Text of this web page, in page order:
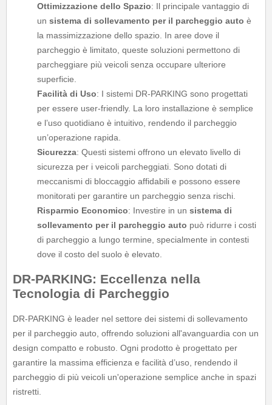
Ottimizzazione dello Spazio: Il principale vantaggio di
unsistema di sollevamento per il parcheggio auto è
la massimizzazione dello spazio. In aree dove il
parcheggio è limitato, queste soluzioni permettono di
parcheggiare più veicoli senza occupare ulteriore
superficie.
Facilità di Uso: I sistemi DR-PARKING sono progettati
per essere user-friendly. La loro installazione è semplice
e l’uso quotidiano è intuitivo, rendendo il parcheggio
un’operazione rapida.
Sicurezza: Questi sistemi offrono un elevato livello di
sicurezza per i veicoli parcheggiati. Sono dotati di
meccanismi di bloccaggio affidabili e possono essere
monitorati per garantire un parcheggio senza rischi.
Risparmio Economico: Investire in unsistema di
sollevamento per il parcheggio auto può ridurre i costi
di parcheggio a lungo termine, specialmente in contesti
dove il costo del suolo è elevato.
DR-PARKING: Eccellenza nella
Tecnologia di Parcheggio
DR-PARKING è leader nel settore dei sistemi di sollevamento
per il parcheggio auto, offrendo soluzioni all'avanguardia con un
design compatto e robusto. Ogni prodotto è progettato per
garantire la massima efficienza e facilità d’uso, rendendo il
parcheggio di più veicoli un'operazione semplice anche in spazi
ristretti.